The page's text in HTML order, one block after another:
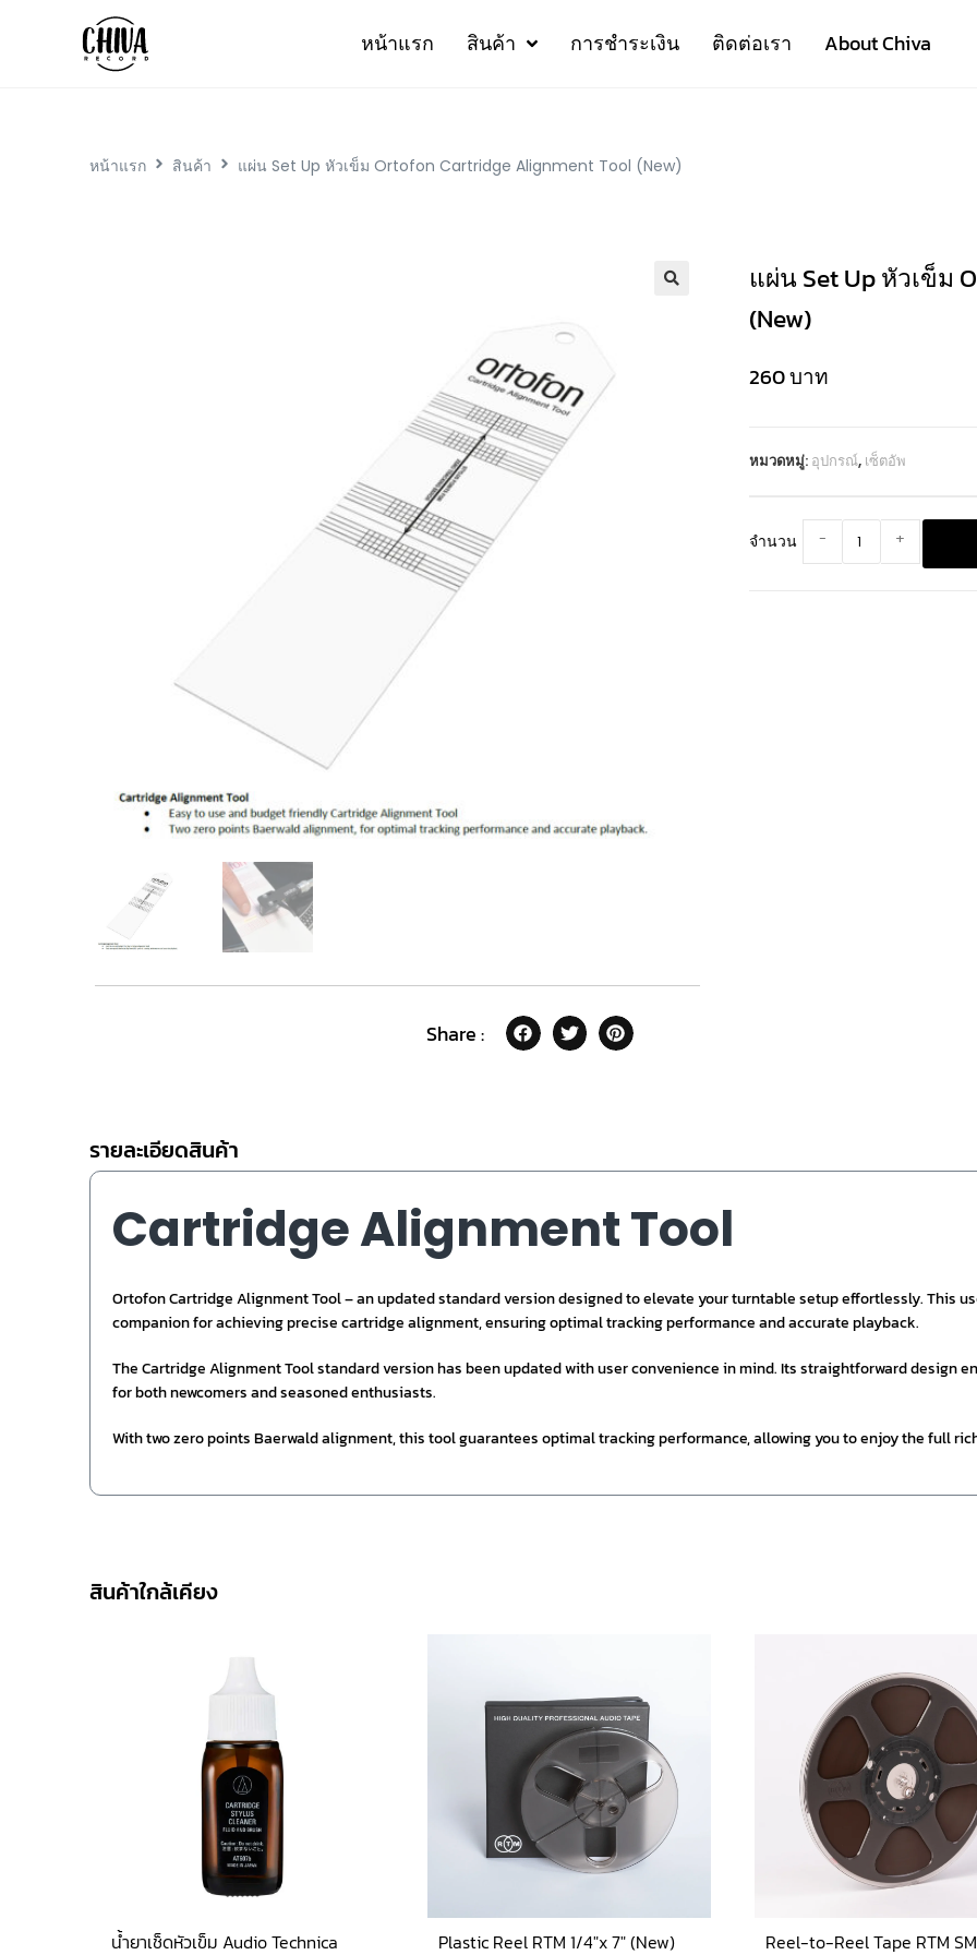
หน้าแรก สินค้า การชำระเงิน ติดต่อเรา About Chiva
หน้าแรก สินค้า แผ่น Set Up หัวเข็ม Ortofon Cartridge Alignment Tool (New)
Share :
แผ่น Set Up หัวเข็ม
(New)
260บาท
หมวดหมู่: อุปกรณ์, เซ็ตอัพ
จำนวน - +
รายละเอียดสินค้า
Cartridge Alignment Tool
Ortofon Cartridge Alignment Tool – an updated standard version designed to elevate your turntable setup effortlessly. This
companion for achieving precise cartridge alignment, ensuring optimal tracking performance and accurate playback.
The Cartridge Alignment Tool standard version has been updated with user convenience in mind. Its straightforward design
for both newcomers and seasoned enthusiasts.
With two zero points Baerwald alignment, this tool guarantees optimal tracking performance, allowing you to enjoy the full
สินค้าใกล้เคียง
น้ำยาเช็ดหัวเข็ม Audio Technica Plastic Reel RTM 1/4″x 7″ (New) Reel-to-Reel Tape RTM SM